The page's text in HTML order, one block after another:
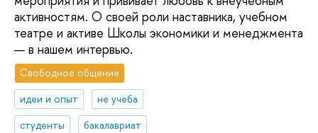
активностям. О своей роли наставника, учебном
театре и активе Школы экономики и менеджмента
— в нашем интервью.
Свободное общение
идеи и опыт
не учеба
студенты
бакалавриат